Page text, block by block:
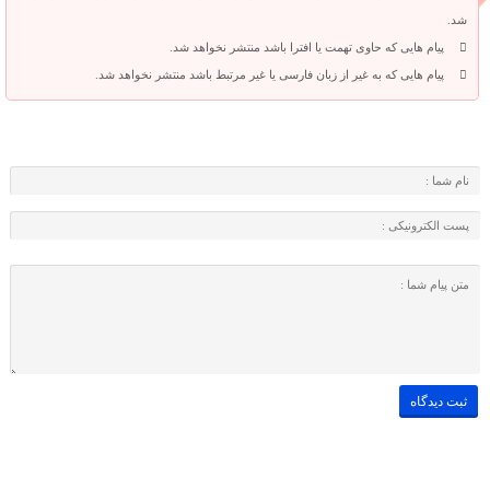
شد.
پیام هایی که حاوی تهمت یا افترا باشد منتشر نخواهد شد.
پیام هایی که به غیر از زبان فارسی یا غیر مرتبط باشد منتشر نخواهد شد.